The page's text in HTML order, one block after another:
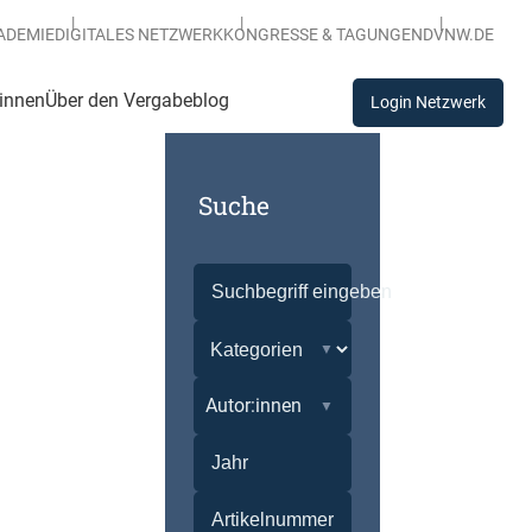
DIGITALES NETZWERKKONGRESSE & TAGUNGENDVNW.DE
Über den Vergabeblog Login Netzwerk
Suche
Autor:innen